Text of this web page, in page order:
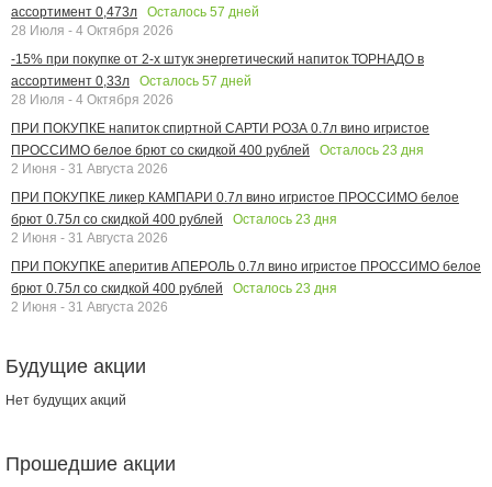
ассортимент 0,473л
Осталось 57 дней
28 Июля - 4 Октября 2026
-15% при покупке от 2-х штук энергетический напиток ТОРНАДО в
ассортимент 0,33л
Осталось 57 дней
28 Июля - 4 Октября 2026
ПРИ ПОКУПКЕ напиток спиртной САРТИ РОЗА 0.7л вино игристое
ПРОССИМО белое брют со скидкой 400 рублей
Осталось 23 дня
2 Июня - 31 Августа 2026
ПРИ ПОКУПКЕ ликер КАМПАРИ 0.7л вино игристое ПРОССИМО белое
брют 0.75л со скидкой 400 рублей
Осталось 23 дня
2 Июня - 31 Августа 2026
ПРИ ПОКУПКЕ аперитив АПЕРОЛЬ 0.7л вино игристое ПРОССИМО белое
брют 0.75л со скидкой 400 рублей
Осталось 23 дня
2 Июня - 31 Августа 2026
Будущие акции
Нет будущих акций
Прошедшие акции